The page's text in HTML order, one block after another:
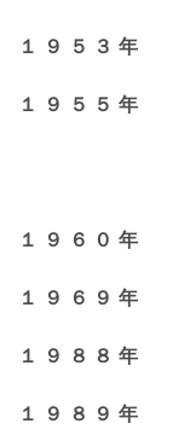
１９５３年
１９５５年
１９６０年
１９６９年
１９８８年
１９８９年